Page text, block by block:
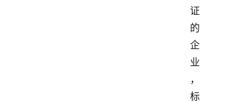
证
的
企
业
，
标